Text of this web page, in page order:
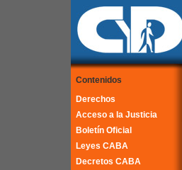
Contenidos
Derechos
Acceso a la Justicia
Boletín Oficial
Leyes CABA
Decretos CABA